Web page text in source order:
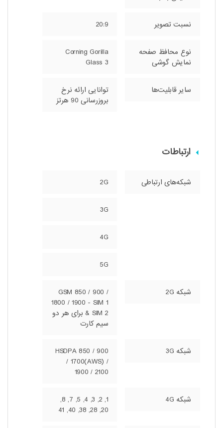
نسبت تصویر 20:9
نوع محافظ صفحه
نمایش گوشی
Corning Gorilla
Glass 3
سایر قابلیت‌ها
توانایی ارائه نرخ
بروزرسانی 90 هرتز
ارتباطات
شبکه‌های ارتباطی 2G
3G
4G
5G
شبکه 2G
GSM 850 / 900 /
1800 / 1900 - SIM 1
& SIM 2 برای هر دو
سیم کارت
شبکه 3G
HSDPA 850 / 900
/ 1700(AWS) /
1900 / 2100
شبکه 4G
1, 2, 3, 4, 5, 7, 8,
20, 28, 38, 40, 41